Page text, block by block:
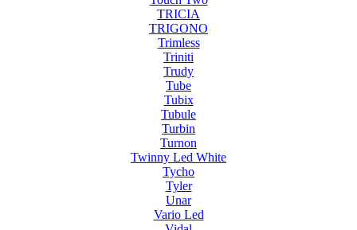
TRICIA
TRIGONO
Trimless
Triniti
Trudy
Tube
Tubix
Tubule
Turbin
Turnon
Twinny Led White
Tycho
Tyler
Unar
Vario Led